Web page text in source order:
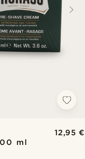
ml
12,95 €